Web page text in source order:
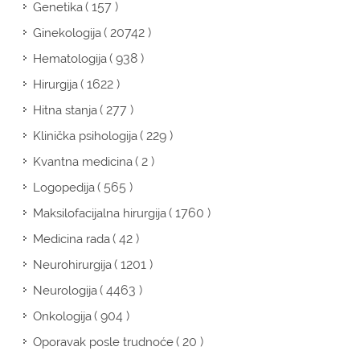
Genetika( 157 )
Ginekologija( 20742 )
Hematologija( 938 )
Hirurgija( 1622 )
Hitna stanja( 277 )
Klinička psihologija( 229 )
Kvantna medicina( 2 )
Logopedija( 565 )
Maksilofacijalna hirurgija( 1760 )
Medicina rada( 42 )
Neurohirurgija( 1201 )
Neurologija( 4463 )
Onkologija( 904 )
Oporavak posle trudnoće( 20 )